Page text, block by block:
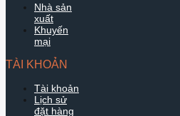
Nhà sản
xuất
Khuyến
mại
TÀI KHOẢN
Tài khoản
Lịch sử
đặt hàng